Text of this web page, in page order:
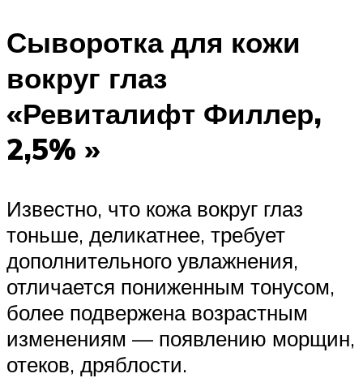
Сыворотка для кожи
вокруг глаз
«Ревиталифт Филлер,
2,5% »
Известно, что кожа вокруг глаз
тоньше, деликатнее, требует
дополнительного увлажнения,
отличается пониженным тонусом,
более подвержена возрастным
изменениям — появлению морщин,
отеков, дряблости.